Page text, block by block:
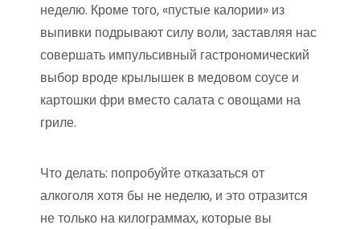
неделю. Кроме того, «пустые калории» из
выпивки подрывают силу воли, заставляя нас
совершать импульсивный гастрономический
выбор вроде крылышек в медовом соусе и
картошки фри вместо салата с овощами на
гриле.
Что делать: попробуйте отказаться от
алкоголя хотя бы не неделю, и это отразится
не только на килограммах, которые вы